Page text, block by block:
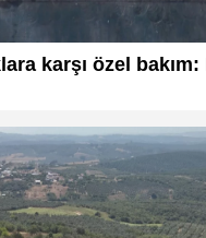
karşı özel bakım: